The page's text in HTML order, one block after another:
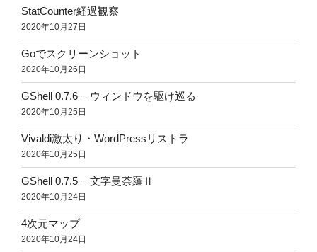
StatCounter経過観察
2020年10月27日
Goでスクリーンショット
2020年10月26日
GShell 0.7.6 − ウィンドウを駆け巡る
2020年10月25日
Vivaldi激太り・WordPressリストラ
2020年10月25日
GShell 0.7.5 − 文字曼荼羅Ⅱ
2020年10月24日
4次元マップ
2020年10月24日